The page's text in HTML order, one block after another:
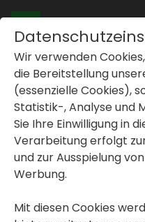
Wir verwenden
die Bereit­stel­lung
(essen­zi­elle Cookies),
Statistik-, Analyse und
Sie Ihre Einwil­li­gung in
Verar­bei­tung erfolgt
und zur Ausspie­lung
Werbung.
Mit diesen Cookies
oder
oder
oder
GRAZ, GRIES
Immo­bi­lien > Büro- &